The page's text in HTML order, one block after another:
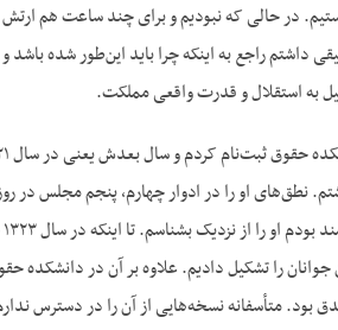
در حالی که نبودیم و برای چند ساعت هم ارتش
راجع به اینکه چرا باید این‌طور شده باشد و
به استقلال و قدرت واقعی مملکت.
نطق‌های او را در ادوار چهارم، پنجم مجلس در
را تشکیل دادیم. علاوه بر آن در دانشکده
متأسفانه نسخه‌هایی از آن را در دسترس